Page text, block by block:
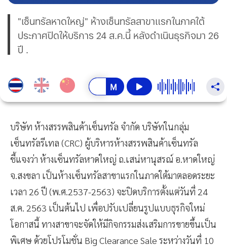
"เซ็นทรัลหาดใหญ่" ห้างเซ็นทรัลสาขาแรกในภาคใต้
ประกาศปิดให้บริการ 24 ส.ค.นี้ หลังดำเนินธุรกิจมา 26
ปี .
บริษัท ห้างสรรพสินค้าเซ็นทรัล จำกัด บริษัทในกลุ่ม
เซ็นทรัลรีเทล (CRC) ผู้บริหารห้างสรรพสินค้าเซ็นทรัล
ชี้แจงว่า ห้างเซ็นทรัลหาดใหญ่ ถ.เสน่หานุสรณ์ อ.หาดใหญ่
จ.สงขลา เป็นห้างเซ็นทรัลสาขาแรกในภาคใต้มาตลอดระยะ
เวลา 26 ปี (พ.ศ.2537-2563) จะปิดบริการตั้งแต่วันที่ 24
ส.ค. 2563 เป็นต้นไป เพื่อปรับเปลี่ยนรูปแบบธุรกิจใหม่
โอกาสนี้ ทางสาขาจะจัดให้มีกิจกรรมส่งเสริมการขายขึ้นเป็น
พิเศษ ด้วยโปรโมชั่น Big Clearance Sale ระหว่างวันที่ 10